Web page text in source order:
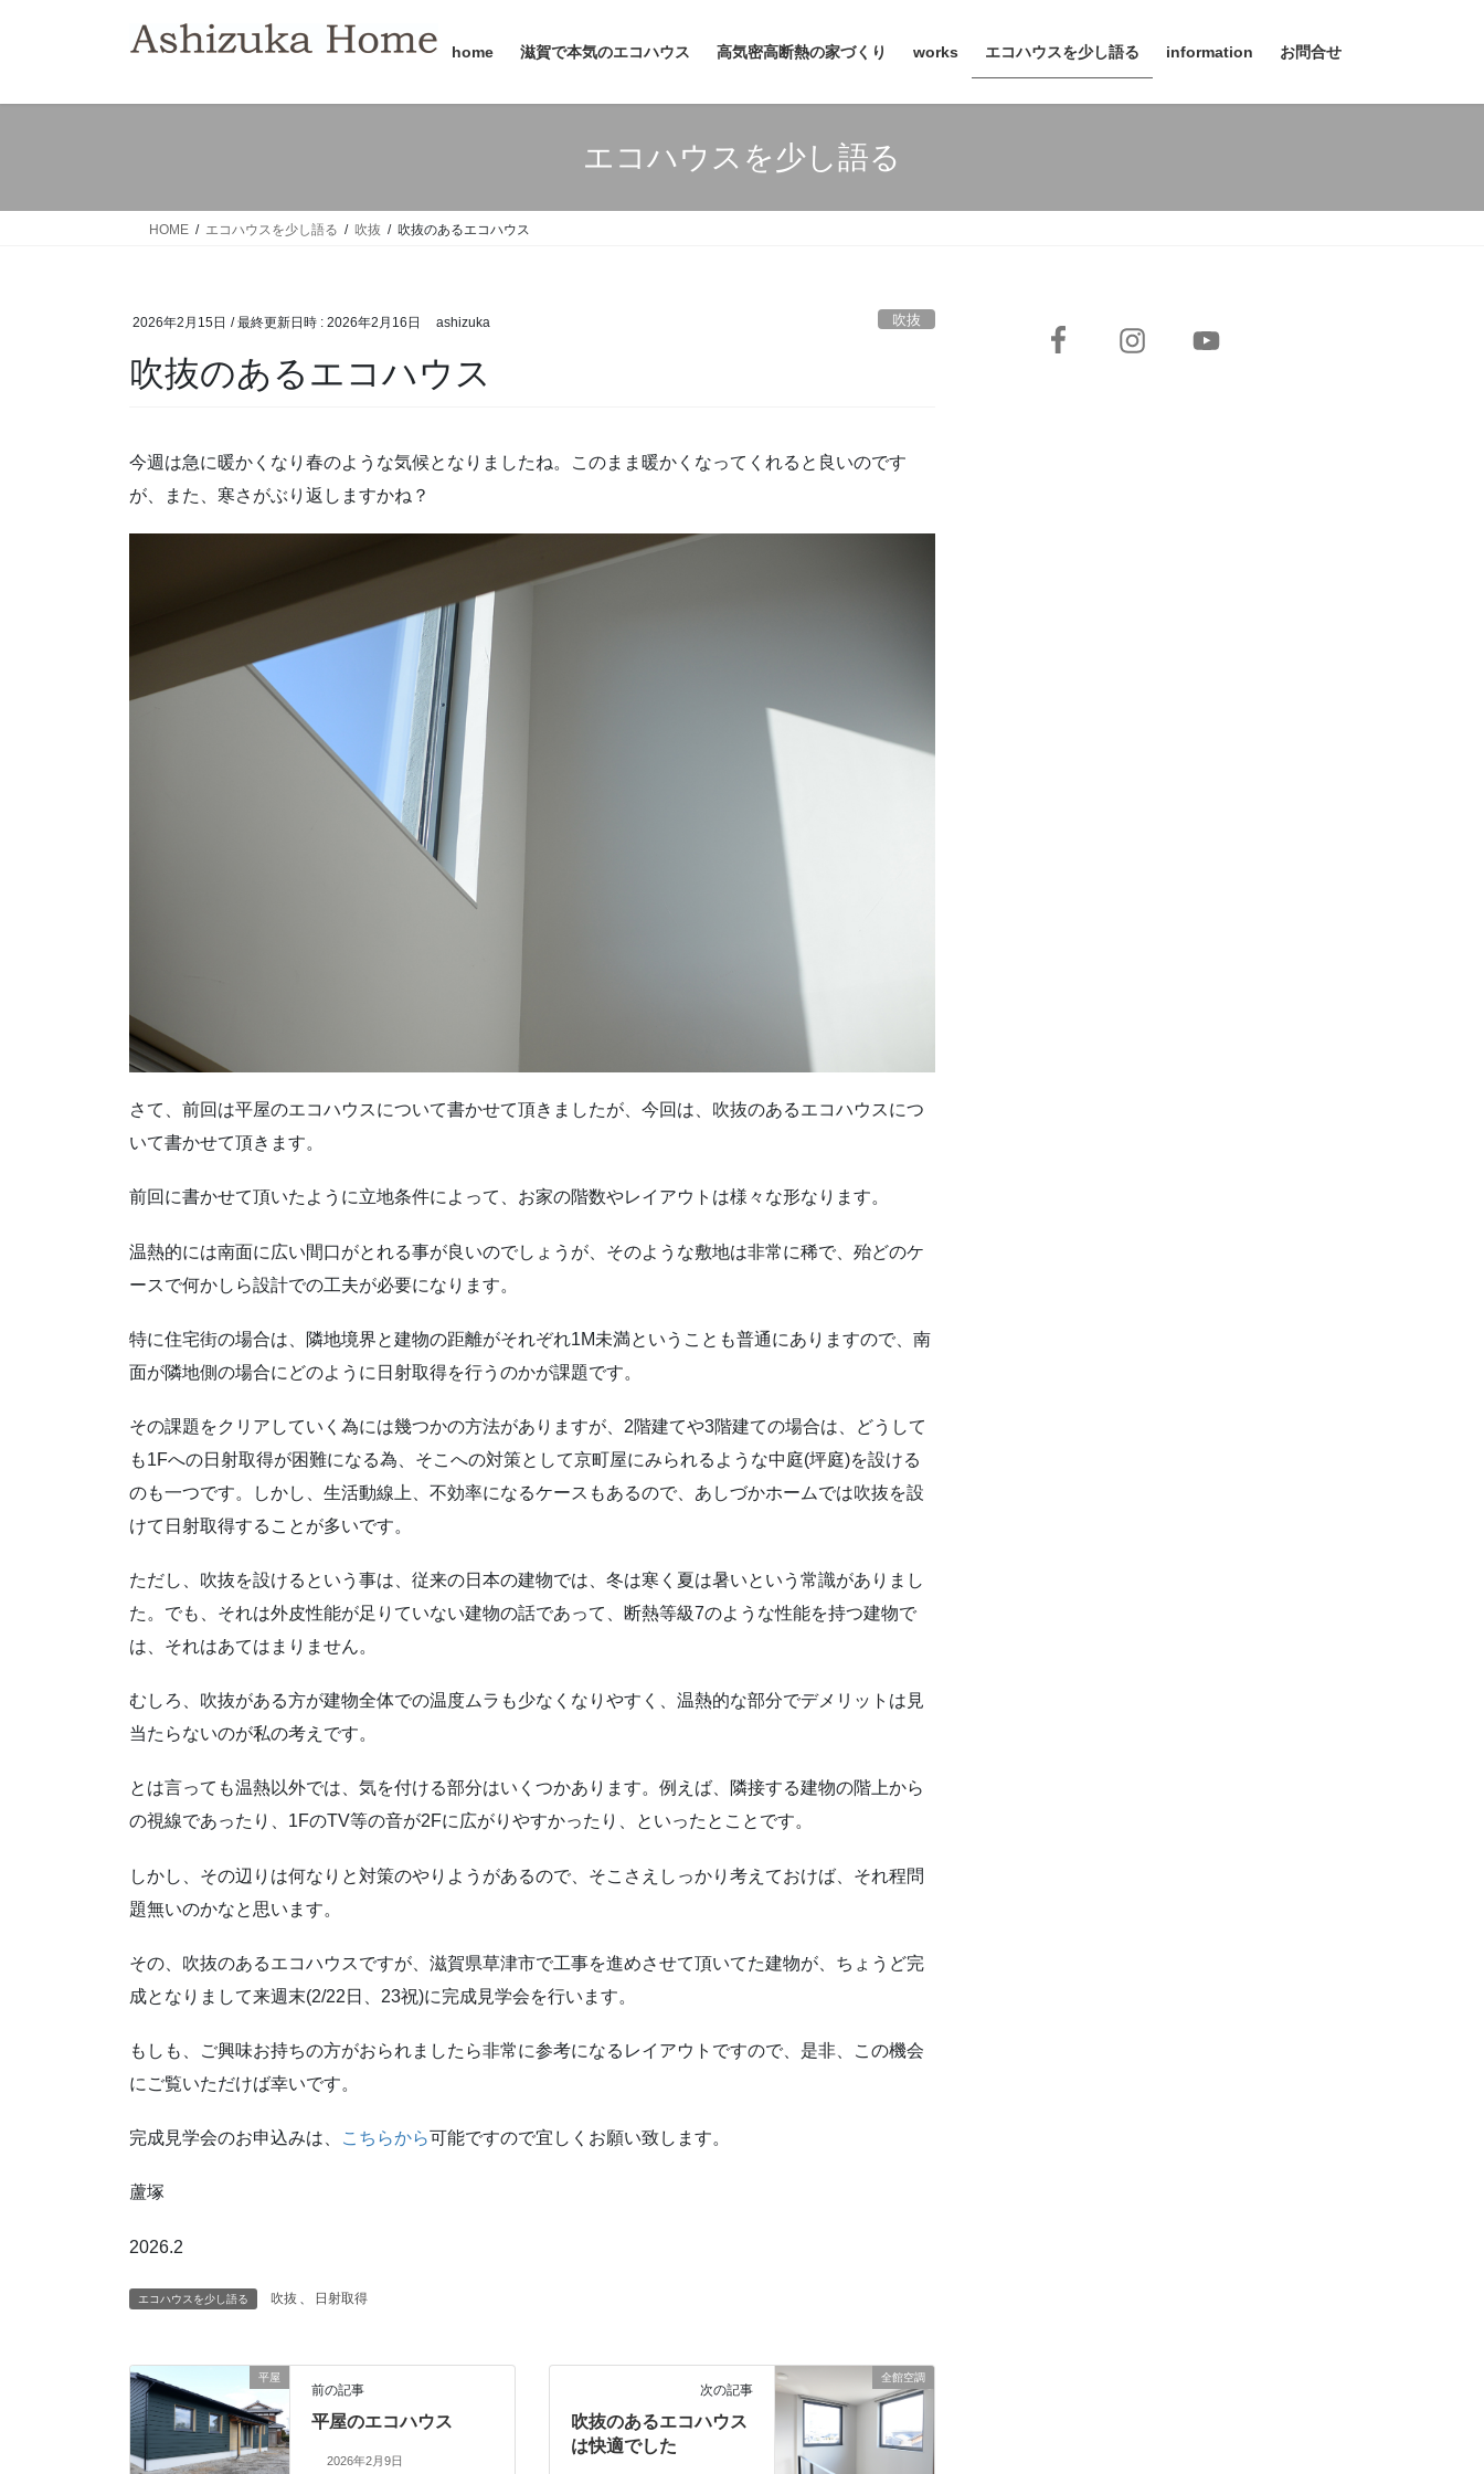
home 滋賀で本気のエコハウス 高気密高断熱の家づくり works エコハウスを少し語る information お問合せ
エコハウスを少し語る
HOME エコハウスを少し語る 吹抜 吹抜のあるエコハウス
2026年2月15日 / 最終更新日時 : 2026年2月16日 ashizuka 吹抜
吹抜のあるエコハウス
今週は急に暖かくなり春のような気候となりましたね。このまま暖かくなってくれると良いのです
が、また、寒さがぶり返しますかね？
さて、前回は平屋のエコハウスについて書かせて頂きましたが、今回は、吹抜のあるエコハウスにつ
いて書かせて頂きます。
前回に書かせて頂いたように立地条件によって、お家の階数やレイアウトは様々な形なります。
温熱的には南面に広い間口がとれる事が良いのでしょうが、そのような敷地は非常に稀で、殆どのケ
ースで何かしら設計での工夫が必要になります。
特に住宅街の場合は、隣地境界と建物の距離がそれぞれ1M未満ということも普通にありますので、南
面が隣地側の場合にどのように日射取得を行うのかが課題です。
その課題をクリアしていく為には幾つかの方法がありますが、2階建てや3階建ての場合は、どうして
も1Fへの日射取得が困難になる為、そこへの対策として京町屋にみられるような中庭(坪庭)を設ける
のも一つです。しかし、生活動線上、不効率になるケースもあるので、あしづかホームでは吹抜を設
けて日射取得することが多いです。
ただし、吹抜を設けるという事は、従来の日本の建物では、冬は寒く夏は暑いという常識がありまし
た。でも、それは外皮性能が足りていない建物の話であって、断熱等級7のような性能を持つ建物で
は、それはあてはまりません。
むしろ、吹抜がある方が建物全体での温度ムラも少なくなりやすく、温熱的な部分でデメリットは見
当たらないのが私の考えです。
とは言っても温熱以外では、気を付ける部分はいくつかあります。例えば、隣接する建物の階上から
の視線であったり、1FのTV等の音が2Fに広がりやすかったり、といったとことです。
しかし、その辺りは何なりと対策のやりようがあるので、そこさえしっかり考えておけば、それ程問
題無いのかなと思います。
その、吹抜のあるエコハウスですが、滋賀県草津市で工事を進めさせて頂いてた建物が、ちょうど完
成となりまして来週末(2/22日、23祝)に完成見学会を行います。
もしも、ご興味お持ちの方がおられましたら非常に参考になるレイアウトですので、是非、この機会
にご覧いただけば幸いです。
完成見学会のお申込みは、 こちらから可能ですので宜しくお願い致します。
蘆塚
2026.2
エコハウスを少し語る 吹抜 日射取得
平屋
前の記事
平屋のエコハウス
2026年2月9日
全館空調
次の記事
吹抜のあるエコハウス
は快適でした